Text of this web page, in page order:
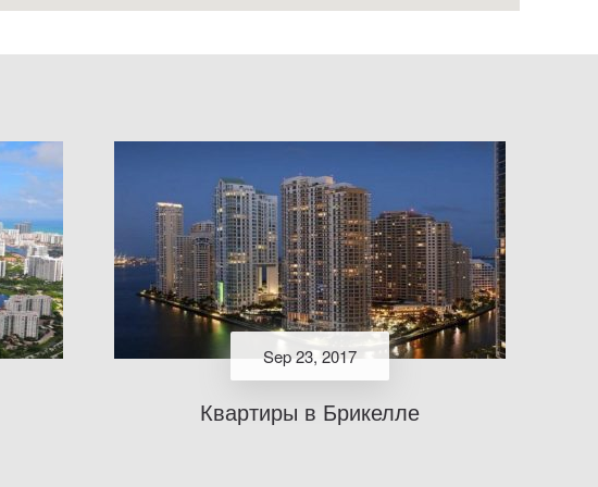
Sep 23, 2017
Квартиры в Брикелле